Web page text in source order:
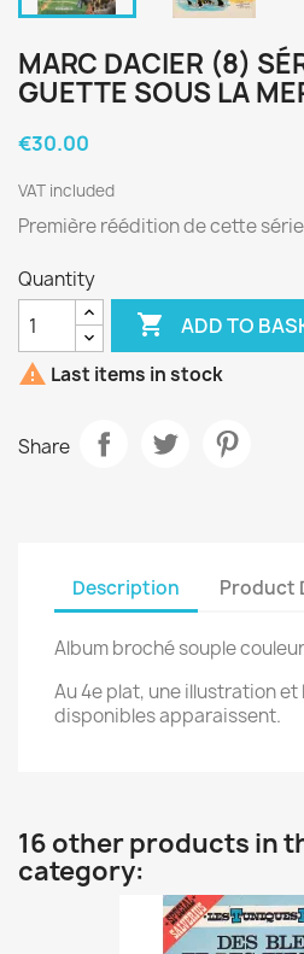
MARC DACIER (8)
GUETTE SOUS LA
€30.00
VAT included
Première réédition de cette
Quantity
 ADD TO
 Last items in stock
Share
Description Product
Album broché souple
Au 4e plat, une illustration et
disponibles apparaissent.
16 other products in
category: